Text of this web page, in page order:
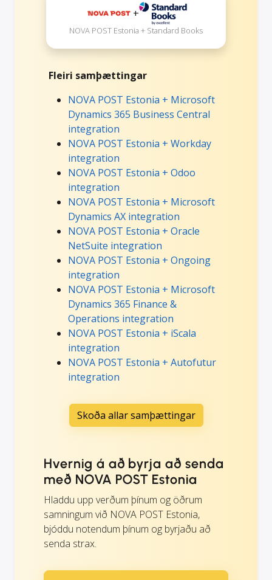
+
NOVA POST Estonia + Standard Books
Fleiri samþættingar
NOVA POST Estonia + Microsoft
Dynamics 365 Business Central
integration
NOVA POST Estonia + Workday
integration
NOVA POST Estonia + Odoo
integration
NOVA POST Estonia + Microsoft
Dynamics AX integration
NOVA POST Estonia + Oracle
NetSuite integration
NOVA POST Estonia + Ongoing
integration
NOVA POST Estonia + Microsoft
Dynamics 365 Finance &
Operations integration
NOVA POST Estonia + iScala
integration
NOVA POST Estonia + Autofutur
integration
Skoða allar samþættingar
Hvernig á að byrja að senda
með NOVA POST Estonia
Hladdu upp verðum þínum og öðrum
samningum við NOVA POST Estonia,
bjóddu notendum þínum og byrjaðu að
senda strax.